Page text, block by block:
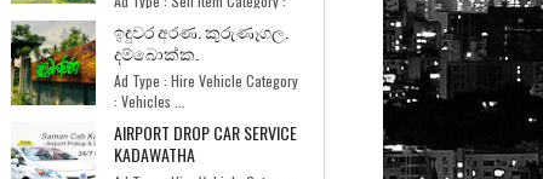
Home and Garde... ඉඳුවර අරණ. කුරුණෑගල.
දම්බොක්ක.
Ad Type : Hire Vehicle Category
: Vehicles ...
AIRPORT DROP CAR SERVICE
KADAWATHA